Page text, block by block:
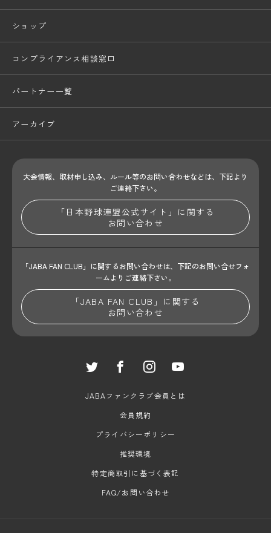
ショップ
コンプライアンス相談窓口
パートナー一覧
アーカイブ
大会情報、取材申し込み、ルール等のお問い合わせなどは、下記より
ご連絡下さい。
「日本野球連盟公式サイト」に関する
お問い合わせ
「JABA FAN CLUB」に関するお問い合わせは、 下記のお問い合せフォ
ームよりご連絡下さい。
「JABA FAN CLUB」に関する
お問い合わせ
JABAファンクラブ会員とは
会員規約
プライバシーポリシー
推奨環境
特定商取引に基づく表記
FAQ/お問い合わせ